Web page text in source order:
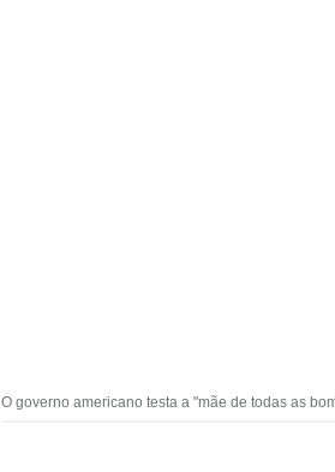
O governo americano testa a "mãe de todas as